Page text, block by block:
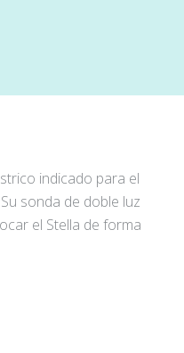
indicado para el
sonda de doble luz
el Stella de forma